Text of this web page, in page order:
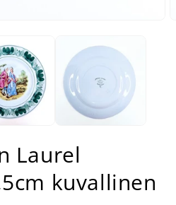
Laurel
kuvallinen